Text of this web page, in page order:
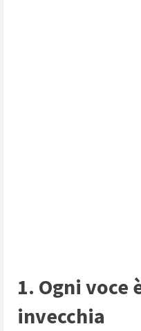
1. Ogni voce
invecchia